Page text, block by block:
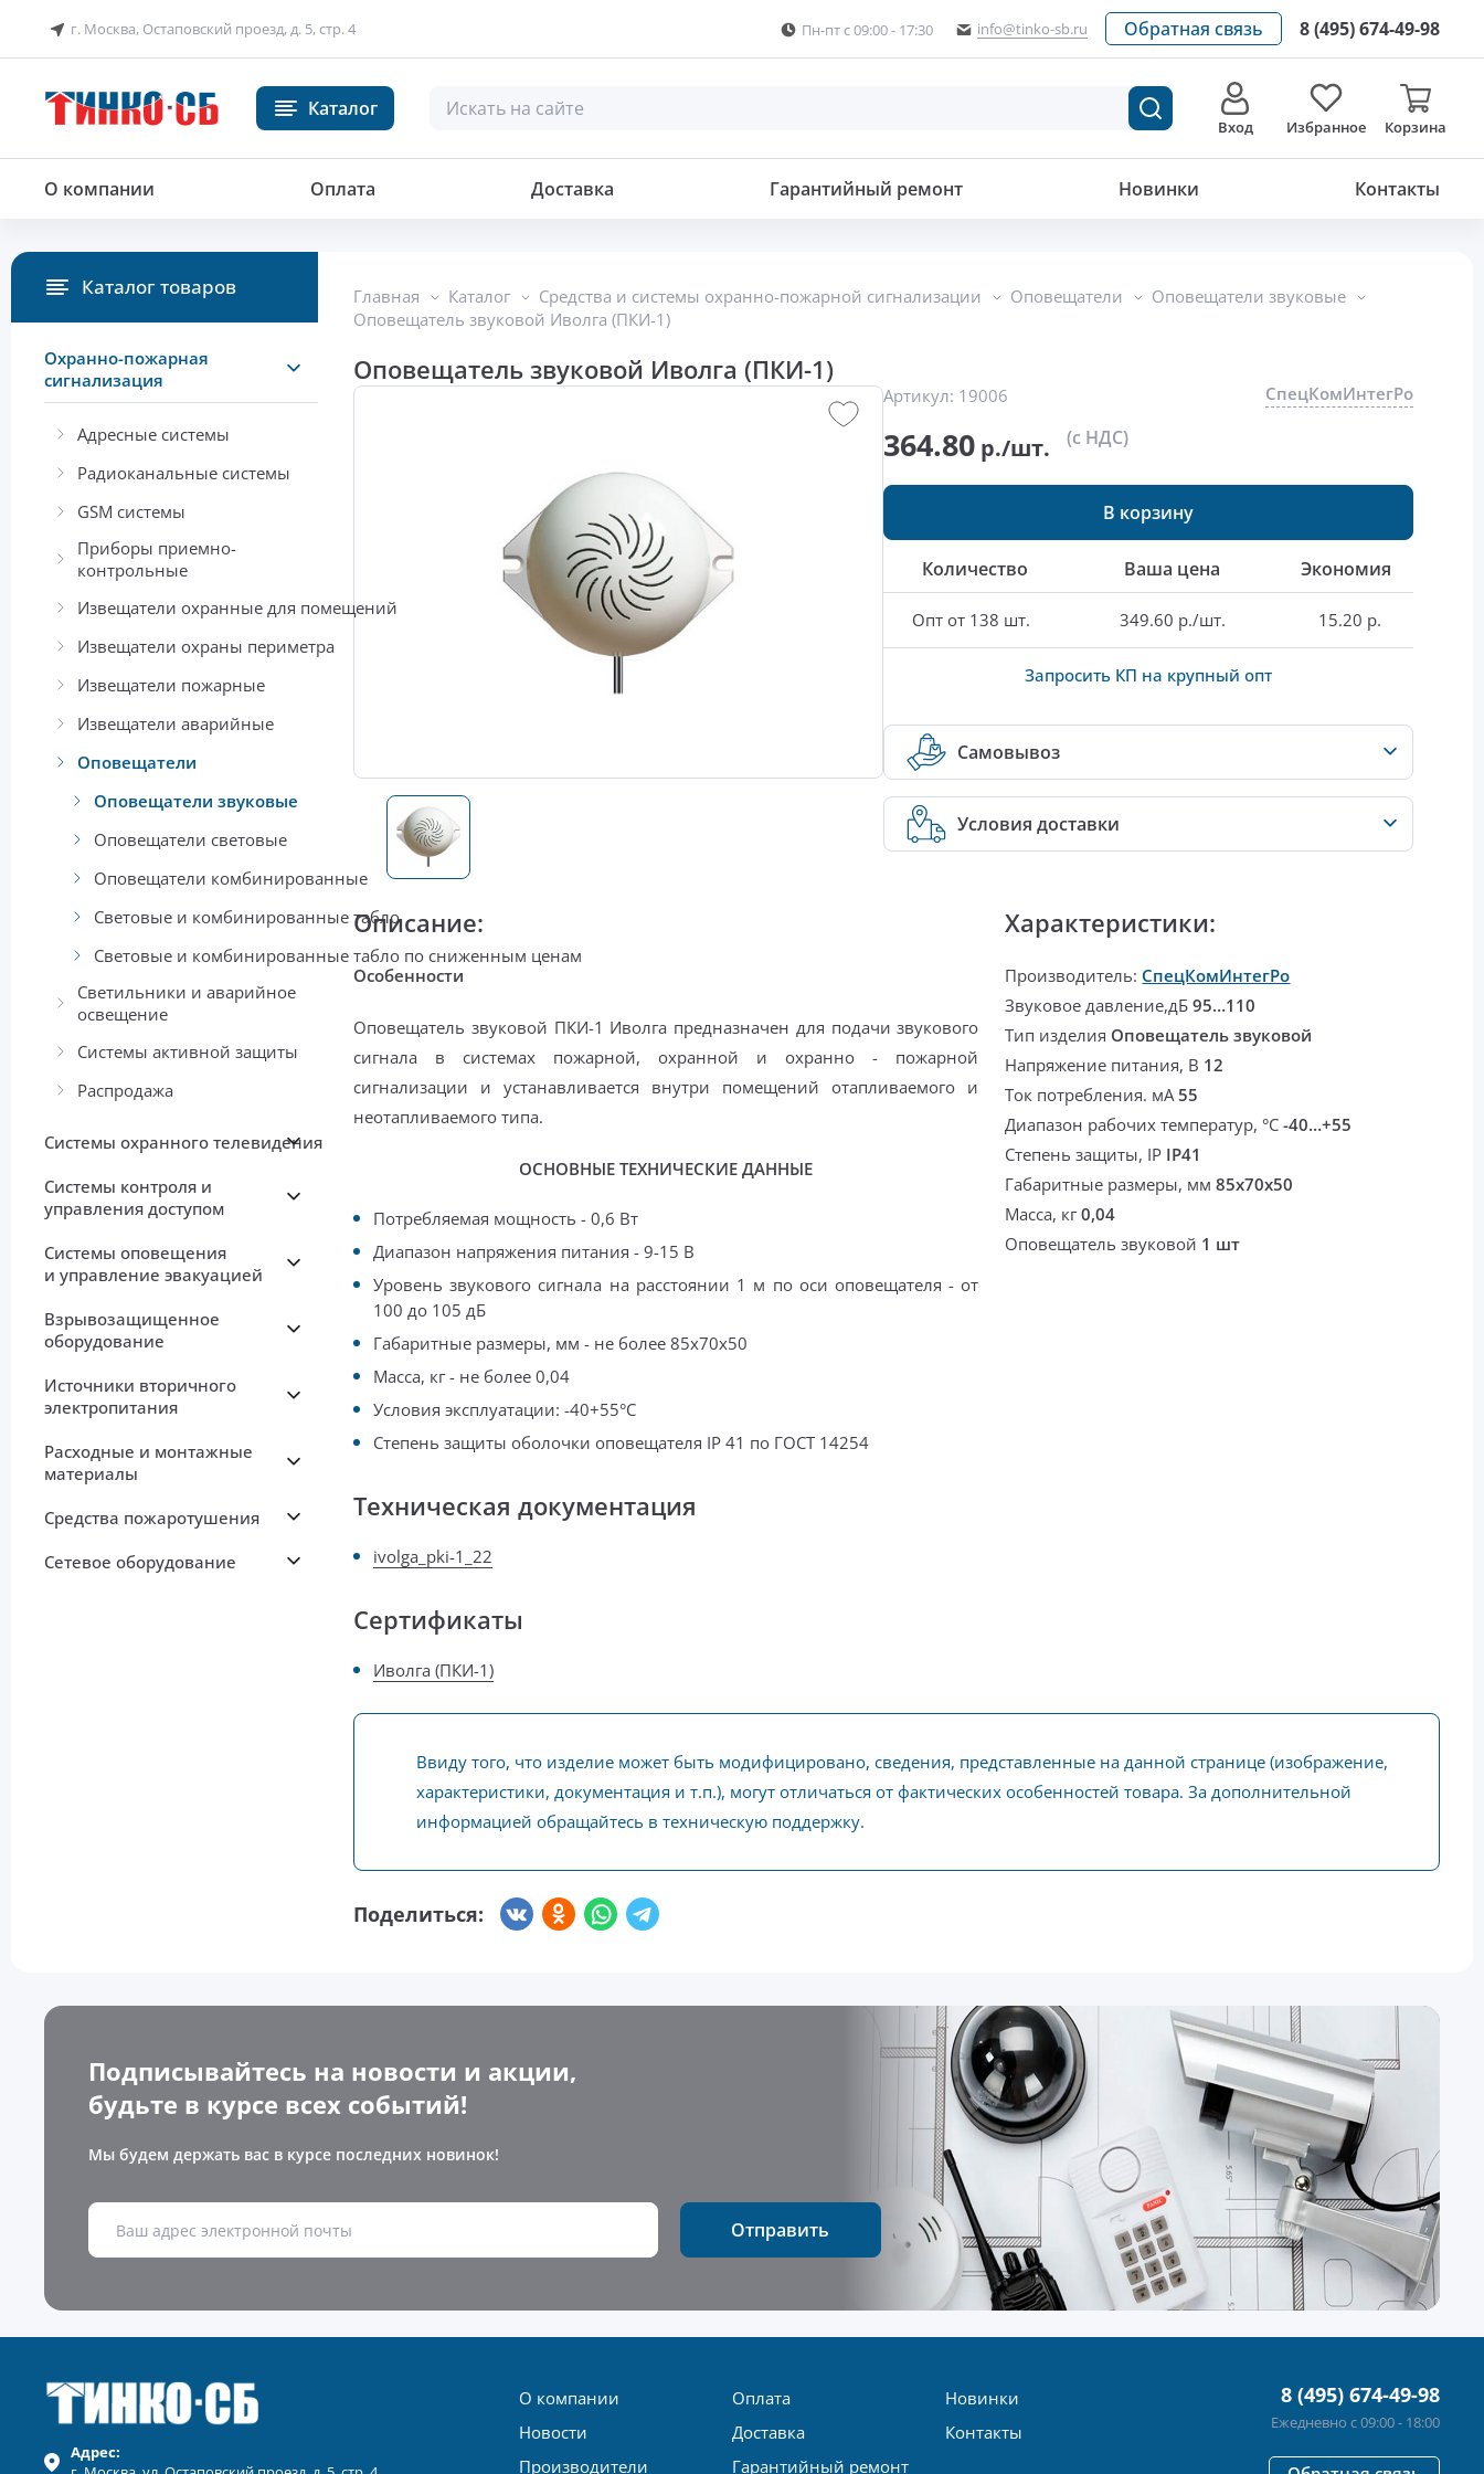
г. Москва, Остаповский проезд, д. 5, стр. 4 Пн-пт с 09:00 - 17:30 info@tinko-sb.ru Обратная связь 8 (495) 674-49-98
Каталог
Вход Избранное Корзина
О компании Оплата Доставка Гарантийный ремонт Новинки Контакты
Главная Каталог Средства и системы охранно-пожарной сигнализации Оповещатели
Оповещатели звуковые
Оповещатель звуковой Иволга (ПКИ-1)
Оповещатель звуковой Иволга (ПКИ-1)
Артикул: 19006 СпецКомИнтегРо
364.80 р./шт. (с НДС)
В корзину
Количество Ваша цена Экономия
Опт от 138 шт. 349.60 р./шт. 15.20 р.
Запросить КП на крупный опт
Самовывоз
Условия доставки
Характеристики:
Производитель: СпецКомИнтегРо
Звуковое давление,дБ95…110
Тип изделия Оповещатель звуковой
Напряжение питания, В 12
Ток потребления. мА55
Диапазон рабочих температур, °С-40…+55
Степень защиты, IP IP41
Габаритные размеры, мм85x70x50
Масса, кг0,04
Оповещатель звуковой 1 шт
Описание:
Особенности
Оповещатель звуковой ПКИ-1 Иволга предназначен для подачи звукового
сигнала в системах пожарной, охранной и охранно - пожарной
сигнализации и устанавливается внутри помещений отапливаемого и
неотапливаемого типа.
ОСНОВНЫЕ ТЕХНИЧЕСКИЕ ДАННЫЕ
Потребляемая мощность - 0,6 Вт
Диапазон напряжения питания - 9-15 В
Уровень звукового сигнала на расстоянии 1 м по оси оповещателя - от
100 до 105 дБ
Габаритные размеры, мм - не более 85x70x50
Масса, кг - не более 0,04
Условия эксплуатации: -40+55°С
Степень защиты оболочки оповещателя IP 41 по ГОСТ 14254
Техническая документация
ivolga_pki-1_22
Сертификаты
Иволга (ПКИ-1)
Ввиду того, что изделие может быть модифицировано, сведения, представленные на данной странице (изображение,
характеристики, документация и т.п.), могут отличаться от фактических особенностей товара. За дополнительной
информацией обращайтесь в техническую поддержку.
Поделиться:
Каталог товаров
Охранно-пожарная
сигнализация
Адресные системы
Радиоканальные системы
GSM системы
Приборы приемно-
контрольные
Извещатели охранные для помещений
Извещатели охраны периметра
Извещатели пожарные
Извещатели аварийные
Оповещатели
Оповещатели звуковые
Оповещатели световые
Оповещатели комбинированные
Световые и комбинированные табло
Световые и комбинированные табло по сниженным ценам
Светильники и аварийное
освещение
Системы активной защиты
Распродажа
Системы охранного телевидения
Системы контроля и
управления доступом
Системы оповещения
и управление эвакуацией
Взрывозащищенное
оборудование
Источники вторичного
электропитания
Расходные и монтажные
материалы
Средства пожаротушения
Сетевое оборудование
364.80р./шт.
Подписывайтесь на новости и акции,
будьте в курсе всех событий!
Мы будем держать вас в курсе последних новинок!
Отправить
Адрес:
О компании
Новости
Производители
Оплата
Доставка
Гарантийный ремонт
Новинки
Контакты
8 (495) 674-49-98
Ежедневно с 09:00 - 18:00